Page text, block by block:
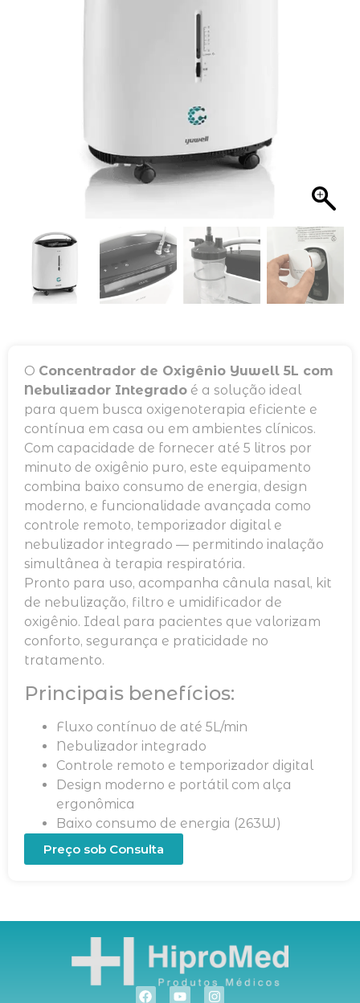
O Concentrador de Oxigênio Yuwell 5L com
Nebulizador Integrado é a solução ideal
para quem busca oxigenoterapia eficiente e
contínua em casa ou em ambientes clínicos.
Com capacidade de fornecer até 5 litros por
minuto de oxigênio puro, este equipamento
combina baixo consumo de energia, design
moderno, e funcionalidade avançada como
controle remoto, temporizador digital e
nebulizador integrado — permitindo inalação
simultânea à terapia respiratória.
Pronto para uso, acompanha cânula nasal, kit
de nebulização, filtro e umidificador de
oxigênio. Ideal para pacientes que valorizam
conforto, segurança e praticidade no
tratamento.
Principais benefícios:
Fluxo contínuo de até 5L/min
Nebulizador integrado
Controle remoto e temporizador digital
Design moderno e portátil com alça
ergonômica
Baixo consumo de energia (263W)
Preço sob Consulta